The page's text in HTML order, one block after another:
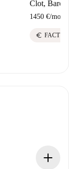
Clot,
1450 €/mois
euro